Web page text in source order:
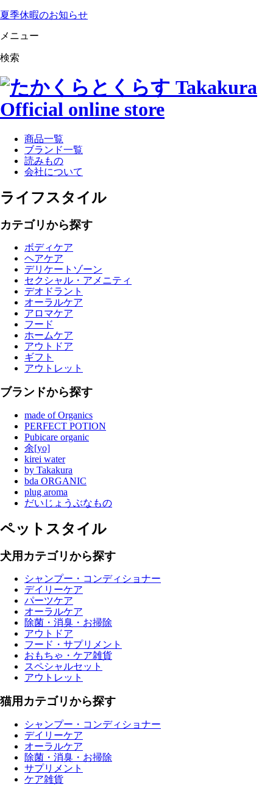
夏季休暇のお知らせ
メニュー
検索
商品一覧
ブランド一覧
読みもの
会社について
ライフスタイル
カテゴリから探す
ボディケア
ヘアケア
デリケートゾーン
セクシャル・アメニティ
デオドラント
オーラルケア
アロマケア
フード
ホームケア
アウトドア
ギフト
アウトレット
ブランドから探す
made of Organics
PERFECT POTION
Pubicare organic
余[yo]
kirei water
by Takakura
bda ORGANIC
plug aroma
だいじょうぶなもの
ペットスタイル
犬用カテゴリから探す
シャンプー・コンディショナー
デイリーケア
パーツケア
オーラルケア
除菌・消臭・お掃除
アウトドア
フード・サプリメント
おもちゃ・ケア雑貨
スペシャルセット
アウトレット
猫用カテゴリから探す
シャンプー・コンディショナー
デイリーケア
オーラルケア
除菌・消臭・お掃除
サプリメント
ケア雑貨